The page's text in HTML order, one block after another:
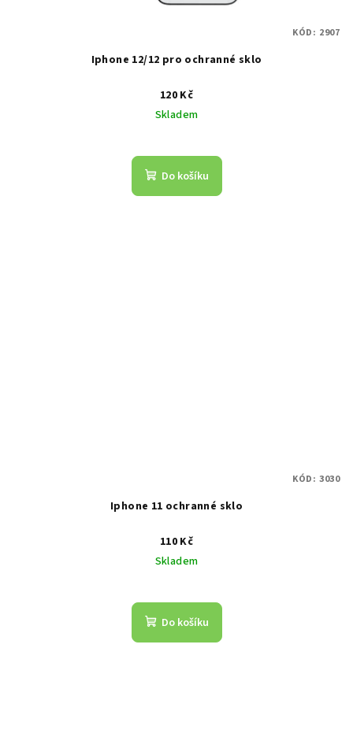
Iphone 12/12 pro ochranné sklo
120 Kč
Skladem
Do košíku
KÓD: 2907
Iphone 11 ochranné sklo
110 Kč
Skladem
Do košíku
KÓD: 3030